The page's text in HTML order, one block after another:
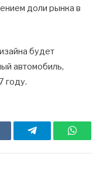
доли рынка в
будет
автомобиль,
году.
ВКонтактеTelegram